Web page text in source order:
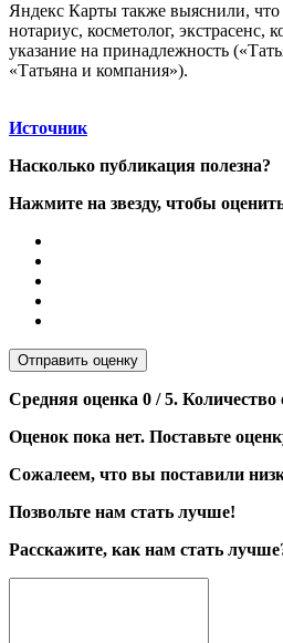
Яндекс Карты также выяснили, что
нотариус, косметолог,
указание на принадлежность
«Татьяна и компания»).
Источник
Насколько публикация полезна?
Нажмите на звезду, чтобы
Отправить оценку
Средняя оценка 0 / 5. Количество
Оценок пока нет. Поставьте
Сожалеем, что вы поставили
Позвольте нам стать лучше!
Расскажите, как нам стать